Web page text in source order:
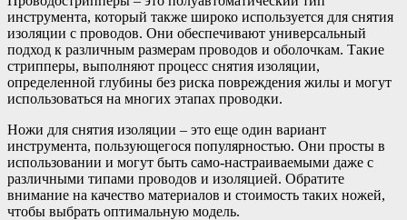
инструмента, который также широко используется для снятия
изоляции с проводов. Они обеспечивают универсальный
подход к различным размерам проводов и оболочкам. Такие
стрипперы, выполняют процесс снятия изоляции,
определенной глубины без риска повреждения жилы и могут
использоваться на многих этапах проводки.
Ножи для снятия изоляции – это еще один вариант
инструмента, пользующегося популярностью. Они просты в
использовании и могут быть само-настраиваемыми даже с
различными типами проводов и изоляцией. Обратите
внимание на качество материалов и стоимость таких ножей,
чтобы выбрать оптимальную модель.